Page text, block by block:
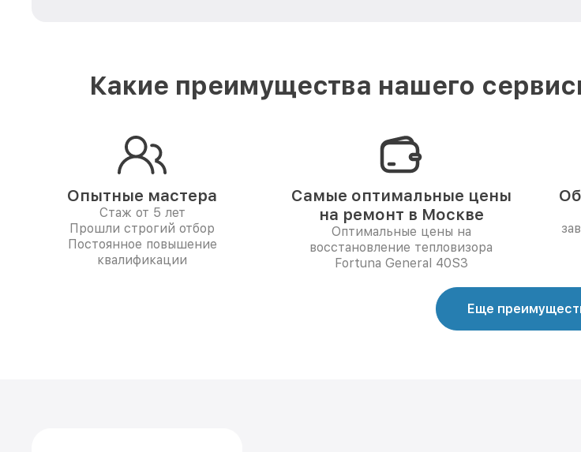
Какие преимущества нашего
Опытные мастера
Стаж от 5 лет
Прошли строгий отбор
Постоянное повышение
квалификации
Самые оптимальные цены
на ремонт в Москве
Оптимальные цены на
восстановление тепловизора
Fortuna General 40S3
Еще